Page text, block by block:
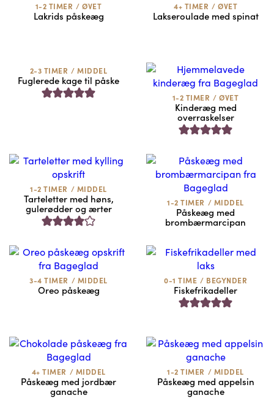
1-2 TIMER /ØVET
Lakrids påskeæg
4+ TIMER / ØVET
Lakseroulade med spinat
2-3 TIMER /MIDDEL
Fuglerede kage til påske
1-2 TIMER /ØVET
Kinderæg med
overraskelser
1-2 TIMER / MIDDEL
Tarteletter med høns,
gulerødder og ærter 1-2 TIMER / MIDDEL
Påskeæg med
brombærmarcipan
3-4 TIMER / MIDDEL
Oreo påskeæg
0-1 TIME / BEGYNDER
Fiskefrikadeller
4+ TIMER / MIDDEL
Påskeæg med jordbær
ganache
1-2 TIMER / MIDDEL
Påskeæg med appelsin
ganache